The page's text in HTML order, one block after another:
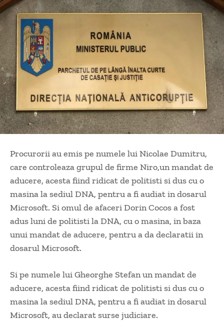
Procurorii au emis pe numele lui Nicolae Dumitru,
care controleaza grupul de firme Niro,un mandat de
aducere, acesta fiind ridicat de politisti si dus cu o
masina la sediul DNA, pentru a fi audiat in dosarul
Microsoft. Si omul de afaceri Dorin Cocos a fost
adus luni de politisti la DNA, cu o masina, in baza
unui mandat de aducere, pentru a da declaratii in
dosarul Microsoft.
Si pe numele lui Gheorghe Stefan un mandat de
aducere, acesta fiind ridicat de politisti si dus cu o
masina la sediul DNA, pentru a fi audiat in dosarul
Microsoft, au declarat surse judiciare.